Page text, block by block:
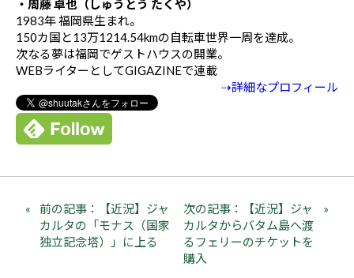
・周藤 卓也（しゅうとう たくや）
1983年 福岡県生まれ。
150カ国と13万1214.54kmの自転車世界一周を達成。
次なる夢は福岡でゲストハウスの開業。
WEBライターとしてGIGAZINEで連載
⇢詳細なプロフィール
前の記事：【近況】ジャ
カルタの「モナス（国家
独立記念塔）」に上る
次の記事：【近況】ジャ
カルタからバタム島へ渡
るフェリーのチケットを
購入